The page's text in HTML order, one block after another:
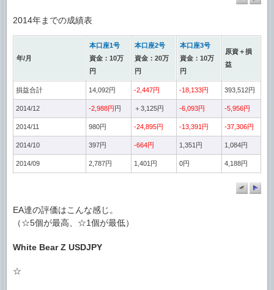
2014年までの成績表
年/月
本口座1号
資金：10万
円
本口座2号
資金：20万
円
本口座3号
資金：10万
円
原資＋損
益
損益合計 14,092円 -2,447円 -18,133円 393,512円
2014/12 -2,988円円 ＋3,125円 -6,093円 -5,956円
2014/11 980円 -24,895円 -13,391円 -37,306円
2014/10 397円 -664円 1,351円 1,084円
2014/09 2,787円 1,401円 0円 4,188円
EA達の評価はこんな感じ。
（☆5個が最高、☆1個が最低）
White Bear Z USDJPY
☆